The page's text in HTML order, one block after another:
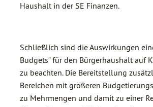
Haushalt in der SE Finanzen.
Schließlich sind die Auswirkungen
Budgets“ für den Bürgerhaushalt auf
zu beachten. Die Bereitstellung
Bereichen mit größeren
zu Mehrmengen und damit zu einer